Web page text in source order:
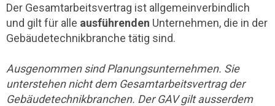
Der Gesamtarbeitsvertrag ist allgemeinverbindlich
und gilt für alle ausführenden Unternehmen, die in der
Gebäudetechnikbranche tätig sind.
Ausgenommen sind Planungsunternehmen. Sie
unterstehen nicht dem Gesamtarbeitsvertrag der
Gebäudetechnikbranchen. Der GAV gilt ausserdem